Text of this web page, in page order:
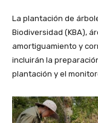
La plantación de
Biodiversidad (KBA),
amortiguamiento y
incluirán la
plantación y el